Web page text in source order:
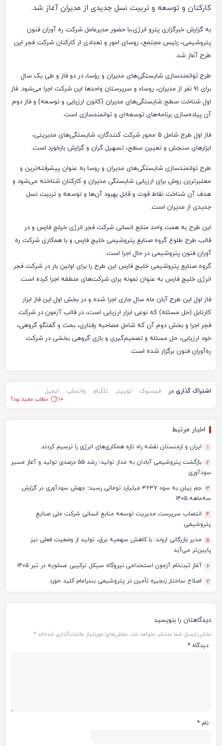
کارکنان و توسعه و تربیت نسل جدیدی از مدیران آغاز شد.
به گزارش خبرگزاری پترو انرژی،با حضور مدیرعامل شرکت ره آوران فنون
پتروشیمی، رئیس مجتمع، روسای امور و تعدادی از کارکنان شرکت فجر این
طرح آغاز شد.
طرح توانمندسازی شایستگی‌های مدیران و رؤسا، در دو فاز و طی یک سال
برای ۹۱ نفر از مدیران، روساء و سرپرستان واحدها این شرکت اجرا می‌شود. فاز
اول شناخت سطح شایستگی‌های مدیران (کانون ارزیابی و توسعه) و فاز دوم
آن پیاده‌سازی برنامه‌های توسعه‌ای و توانمندسازی است.
فاز اول طرح شامل ۵ محور شرکت کنندگان، شایستگی‌های مدیریتی،
ابزارهای سنجش و تعیین سطح، تسهیل گران و گزارش بازخورد است.
طرح توانمندسازی شایستگی‌های مدیران و روسا به عنوان پیشرفته‌ترین و
معتبرترین روش برای ارزیابی شایستگی مدیران و کارکنان شناخته می‌شود و
هدف آن شناخت نقاط قوت و قابل بهبود آن‌ها و توسعه و تربیت نسل
جدیدی از مدیران است.
این طرح به همت واحد منابع انسانی شرکت فجر انرژی خیلج فارس و در
قالب طرح طلوع گروه صنایع پتروشیمی خلیج فارس و با همکاری شرکت ره
آوران فنون پتروشیمی در حال اجرا است.
گروه صنایع پتروشیمی خلیج فارس این طرح را برای اولین بار در شرکت فجر
انرژی خلیج فارس به عنوان نمونه برای شرکت‌های منطقه اجرا کرده است.
فاز اول این طرح آبان ماه سال جاری اجرا شده و در بخش اول این فاز ابزار
کارتابل (حل مسئله) که نوعی ابزار ارزیابی است، در قالب آزمون در شرکت
فجر اجرا و بخش دوم آن که شامل مصاحبه رفتاری، بحث و گفتگو گروهی،
خود ارزیابی، حل مسئله و تصمیم‌گیری و بازی گروهی بخشی در شرکت
ره‌آوران فنون برگزار شده است.
اشتراک گذاری در فیسبوک توییتر تلگرام واتساپ
ایمیل
10
مطلب مفید بود؟
اخبار مرتبط
1 ایران و ارمنستان نقشه راه تازه همکاری‌های انرژی را ترسیم کردند
2
بازگشت پتروشیمی آبادان به مدار تولید؛ رشد ۵۵ درصدی تولید و آغاز مسیر
سودآوری
3
جم پیلن به سود ۳۲۳۷ میلیارد تومانی رسید؛ جهش سودآوری در گزارش
سه‌ماهه ۱۴۰۵
4
انتصاب سرپرست مدیریت توسعه منابع انسانی شرکت ملی صنایع
پتروشیمی
5
مدیر بازرگانی اروند: با کاهش سهمیه برق، تولید از وضعیت فعلی نیز
پایین‌تر می‌آید
6 آغاز ثبت‌نام آزمون استخدامی نیروگاه سیکل ترکیبی عسلویه در تیر ۱۴۰۵
7 اصلاح ساختار زنجیره تأمین در پتروشیمی بندرامام کلید خورد
دیدگاهتان را بنویسید
نشانی ایمیل شما منتشر نخواهد شد. بخش‌های موردنیاز علامت‌گذاری شده‌اند*
دیدگاه *
نام *